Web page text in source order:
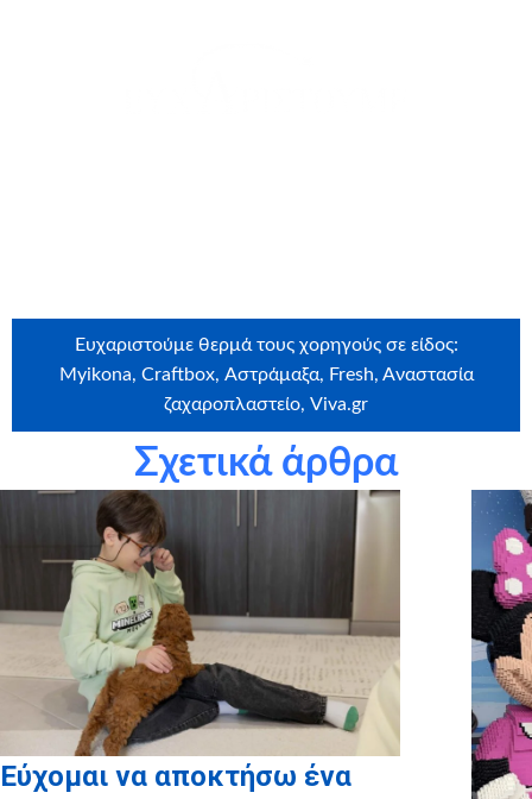
Ευχαριστούμε θερμά τους χορηγούς σε είδος:
Myikona, Craftbox, Αστράμαξα, Fresh, Aναστασία
ζαχαροπλαστείο, Viva.gr
Ευχαριστούμε θερμά την εταιρείαCraftbox.gr
για την
αποστολή birthday box – έκπληξη σε όλα τα παιδιά μας,
καθώς και τοmyikona.gr
για τη χορηγία όλων των
προσωποποιημένων φωτογραφικών άλμπουμ των παιδιών
Σχετικά άρθρα
Εύχομαι να αποκτήσω ένα